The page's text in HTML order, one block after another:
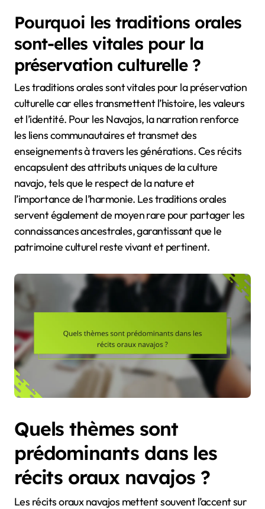
Pourquoi les traditions orales
sont-elles vitales pour la
préservation culturelle ?
Les traditions orales sont vitales pour la préservation
culturelle car elles transmettent l’histoire, les valeurs
et l’identité. Pour les Navajos, la narration renforce
les liens communautaires et transmet des
enseignements à travers les générations. Ces récits
encapsulent des attributs uniques de la culture
navajo, tels que le respect de la nature et
l’importance de l’harmonie. Les traditions orales
servent également de moyen rare pour partager les
connaissances ancestrales, garantissant que le
patrimoine culturel reste vivant et pertinent.
Quels thèmes sont
prédominants dans les
récits oraux navajos ?
Les récits oraux navajos mettent souvent l’accent sur